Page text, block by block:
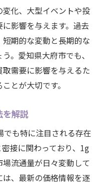
化、大型イベントや投
影響を与えます。過去
期的な変動と長期的な
。愛知県大府市でも、
需要に影響を与えるた
とが大切です。
を解説
も特に注目される存在
接に関わっており、1g
流通量が日々変動して
、最新の価格情報を逐